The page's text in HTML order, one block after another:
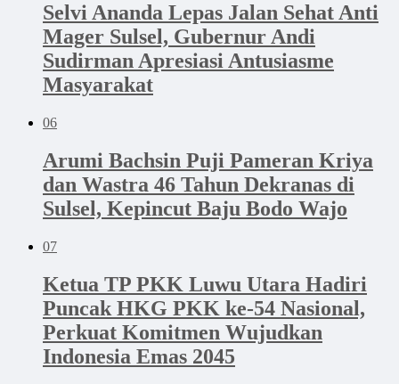
Selvi Ananda Lepas Jalan Sehat Anti
Mager Sulsel, Gubernur Andi
Sudirman Apresiasi Antusiasme
Masyarakat
06
Arumi Bachsin Puji Pameran Kriya
dan Wastra 46 Tahun Dekranas di
Sulsel, Kepincut Baju Bodo Wajo
07
Ketua TP PKK Luwu Utara Hadiri
Puncak HKG PKK ke-54 Nasional,
Perkuat Komitmen Wujudkan
Indonesia Emas 2045